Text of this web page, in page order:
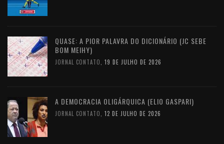
QUASE: A PIOR PALAVRA DO DICIONÁRIO (JC SEBE
BOM MEIHY)
JORNAL CONTATO 19 DE JULHO DE 2026
A DEMOCRACIA OLIGÁRQUICA (ELIO GASPARI)
JORNAL CONTATO 12 DE JULHO DE 2026